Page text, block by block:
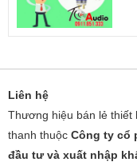
Liên hệ
Thương hiệu bán lẻ thiết
thanh thuộc Công ty cổ
đầu tư và xuất nhập